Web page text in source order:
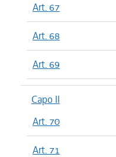
Art. 67
Art. 68
Art. 69
Capo II
Art. 70
Art. 71